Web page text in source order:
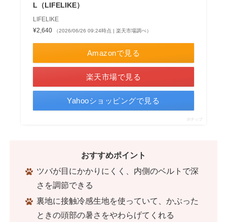
L（LIFELIKE）
LIFELIKE
¥2,640
（2026/06/26 09:24時点 | 楽天市場調べ）
Amazonで見る
楽天市場で見る
Yahooショッピングで見る
ポチップ
おすすめポイント
ツバが目にかかりにくく、内側のベルトで深
さを調節できる
裏地に接触冷感生地を使っていて、かぶった
ときの頭部の暑さをやわらげてくれる